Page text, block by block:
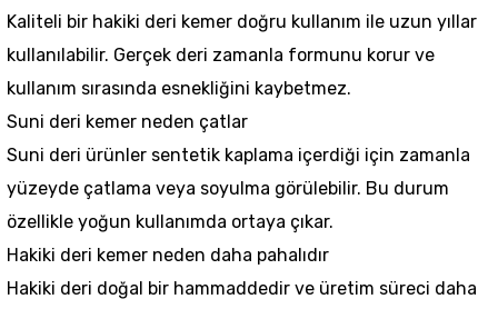
Kaliteli bir hakiki deri kemer doğru kullanım ile uzun yıllar
kullanılabilir. Gerçek deri zamanla formunu korur ve
kullanım sırasında esnekliğini kaybetmez.
Suni deri kemer neden çatlar
Suni deri ürünler sentetik kaplama içerdiği için zamanla
yüzeyde çatlama veya soyulma görülebilir. Bu durum
özellikle yoğun kullanımda ortaya çıkar.
Hakiki deri kemer neden daha pahalıdır
Hakiki deri doğal bir hammaddedir ve üretim süreci daha